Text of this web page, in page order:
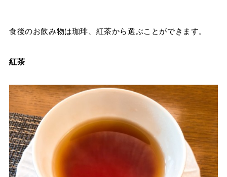
食後のお飲み物は珈琲、紅茶から選ぶことができます。
紅茶